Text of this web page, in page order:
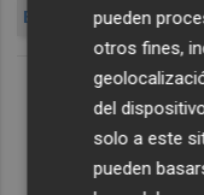
EL SELECTIVO IBEX
pueden
otros fines,
del
solo a este
pueden